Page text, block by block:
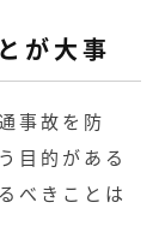
が大事
事故を防
目的がある
べきことは